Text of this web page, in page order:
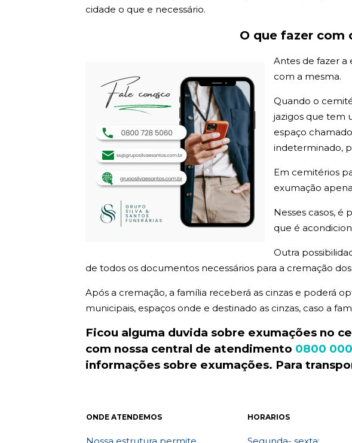
cidade o que e necessário.
O que fazer com
Antes de fazer a
com a mesma.
Quando o
jazigos que tem
espaço
indeterminado,
Em cemitérios
exumação
Nesses casos, é
que é
Outra
de todos os documentos necessários para a cremação
Após a cremação, a família receberá as cinzas e poderá
municipais, espaços onde e destinado as cinzas, caso a
Ficou alguma duvida sobre exumações no
com nossa central de atendimento 0800
informações sobre exumações. Para
ONDE ATENDEMOS HORARIOS